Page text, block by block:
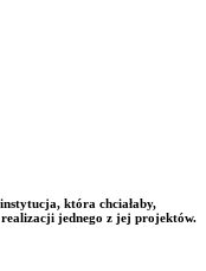
która chciałaby,
realizacji jednego z jej projektów.